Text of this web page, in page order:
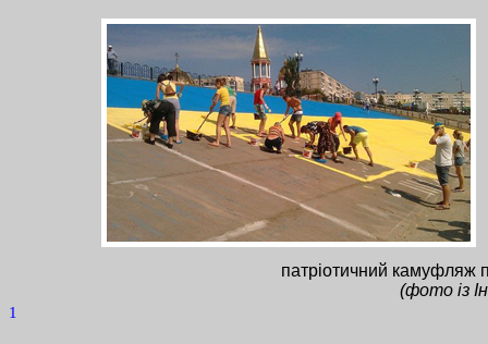
патріотичний камуфляж
(фото із
1